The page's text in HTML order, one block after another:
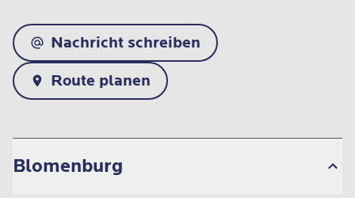
Nachricht schreiben
Route planen
Blomenburg